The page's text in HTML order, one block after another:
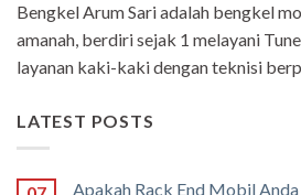
Bengkel Arum Sari adalah bengkel
amanah, berdiri sejak 1 melayani
layanan kaki-kaki dengan teknisi
LATEST POSTS
Apakah Rack End Mobil